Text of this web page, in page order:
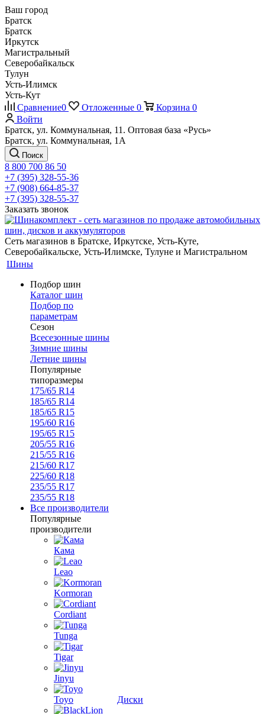
Ваш город
Братск
Братск
Иркутск
Магистральный
Северобайкальск
Тулун
Усть-Илимск
Усть-Кут
Сравнение0 Отложенные 0 Корзина 0
Войти
Братск, ул. Коммунальная, 11. Оптовая база «Русь»
Братск, ул. Коммунальная, 1А
Поиск
8 800 700 86 50
+7 (395) 328-55-36
+7 (908) 664-85-37
+7 (395) 328-55-37
Заказать звонок
Сеть магазинов в Братске, Иркутске, Усть-Куте,
Северобайкальске, Усть-Илимске, Тулуне и Магистральном
Шины
Подбор шин
Каталог шин
Подбор по
параметрам
Сезон
Всесезонные шины
Зимние шины
Летние шины
Популярные
типоразмеры
175/65 R14
185/65 R14
185/65 R15
195/60 R16
195/65 R15
205/55 R16
215/55 R16
215/60 R17
225/60 R18
235/55 R17
235/55 R18
Все производители
Популярные
производители
Кама
Leao
Kormoran
Cordiant
Tunga
Tigar
Jinyu
Toyo
Диски